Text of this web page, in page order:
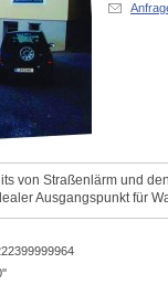
von Straßenlärm und
Ausgangspunkt für